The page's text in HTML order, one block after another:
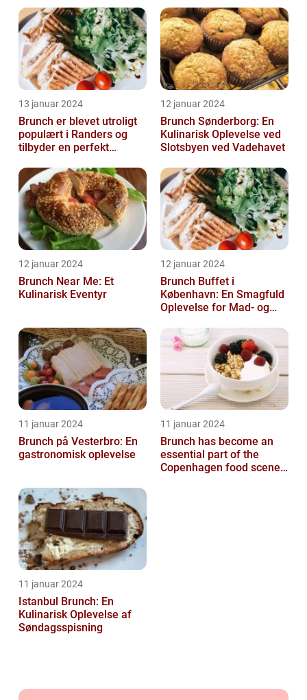
13 januar 2024
Brunch er blevet utroligt
populært i Randers og
tilbyder en perfekt
morgenmad og ...
12 januar 2024
Brunch Sønderborg: En
Kulinarisk Oplevelse ved
Slotsbyen ved Vadehavet
12 januar 2024
Brunch Near Me: Et
Kulinarisk Eventyr
12 januar 2024
Brunch Buffet i
København: En Smagfuld
Oplevelse for Mad- og
11 januar 2024
Brunch på Vesterbro: En
gastronomisk oplevelse
11 januar 2024
Brunch has become an
essential part of the
Copenhagen food scene,
11 januar 2024
Istanbul Brunch: En
Kulinarisk Oplevelse af
Søndagsspisning